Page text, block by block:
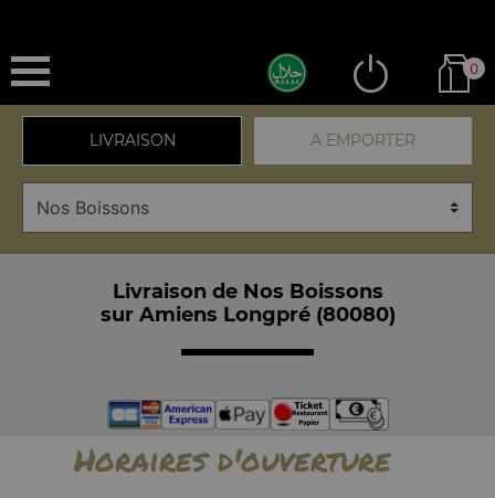
0
LIVRAISON A EMPORTER
Livraison de Nos Boissons
sur Amiens Longpré (80080)
Horaires d'ouverture